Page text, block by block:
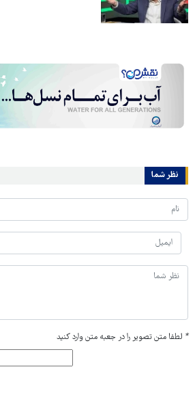
نظر شما
* لطفا متن تصویر را در جعبه متن وارد کنید